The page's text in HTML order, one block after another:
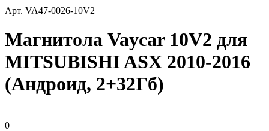
Арт. VA47-0026-10V2
Магнитола Vaycar 10V2 для
MITSUBISHI ASX 2010-2016
(Андроид, 2+32Гб)
0